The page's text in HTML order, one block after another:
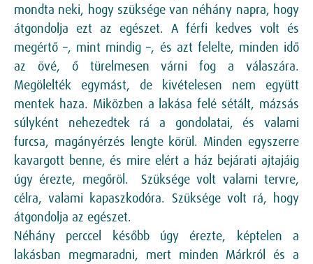
mondta neki, hogy szüksége van néhány napra, hogy
átgondolja ezt az egészet. A férfi kedves volt és
megértő –, mint mindig –, és azt felelte, minden idő
az övé, ő türelmesen várni fog a válaszára.
Megölelték egymást, de kivételesen nem együtt
mentek haza. Miközben a lakása felé sétált, mázsás
súlyként nehezedtek rá a gondolatai, és valami
furcsa, magányérzés lengte körül. Minden egyszerre
kavargott benne, és mire elért a ház bejárati ajtajáig
úgy érezte, megőröl. Szüksége volt valami tervre,
célra, valami kapaszkodóra. Szüksége volt rá, hogy
átgondolja az egészet.
Néhány perccel később úgy érezte, képtelen a
lakásban megmaradni, mert minden Márkról és a